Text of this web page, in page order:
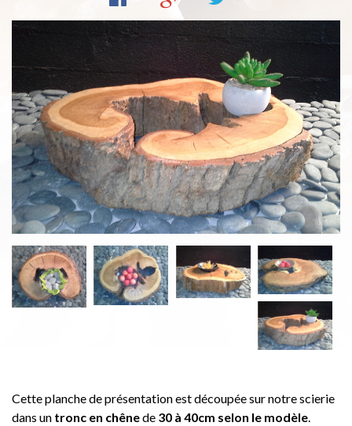
Cette planche de présentation est découpée sur notre scierie
dans un tronc en chênede 30 à 40cm selon le modèle.